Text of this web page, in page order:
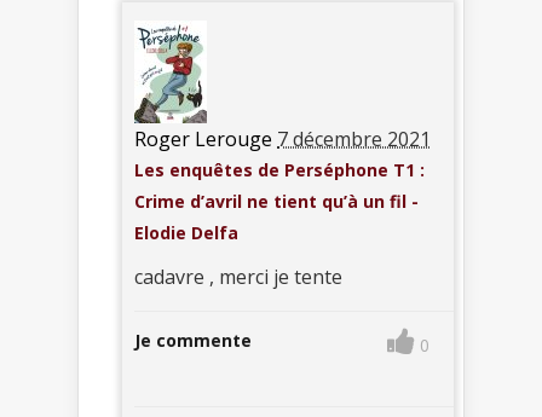
Roger Lerouge 7 décembre 2021
Les enquêtes de Perséphone T1 :
Crime d’avril ne tient qu’à un fil -
Elodie Delfa
cadavre , merci je tente
Je commente 0